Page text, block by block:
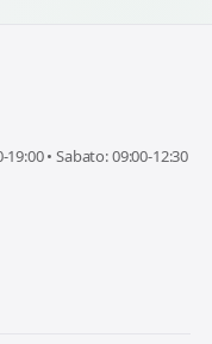
• Sabato: 09:00-12:30